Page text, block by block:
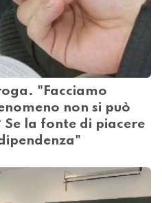
"Facciamo
non si può
Se la fonte di piacere